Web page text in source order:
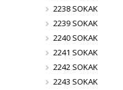
2238 SOKAK
2239 SOKAK
2240 SOKAK
2241 SOKAK
2242 SOKAK
2243 SOKAK